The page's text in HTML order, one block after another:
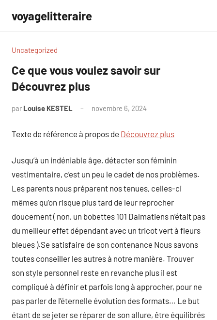
contenu
voyagelitteraire
Uncategorized
Ce que vous voulez savoir sur
Découvrez plus
par Louise KESTEL novembre 6, 2024
Texte de référence à propos de Découvrez plus
Jusqu’à un indéniable âge, détecter son féminin
vestimentaire, c’est un peu le cadet de nos problèmes.
Les parents nous préparent nos tenues, celles-ci
mêmes qu’on risque plus tard de leur reprocher
doucement ( non, un bobettes 101 Dalmatiens n’était pas
du meilleur effet dépendant avec un tricot vert à fleurs
bleues ).Se satisfaire de son contenance Nous savons
toutes conseiller les autres à notre manière. Trouver
son style personnel reste en revanche plus il est
compliqué à définir et parfois long à approcher, pour ne
pas parler de l’éternelle évolution des formats… Le but
étant de se jeter se réparer de son allure, être équilibrés